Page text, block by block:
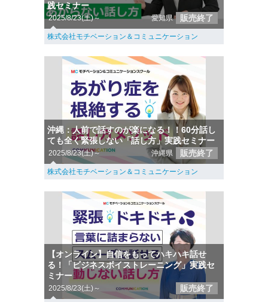
践セミナー
2025/8/23(土)～ 愛知県 販売終了
株式会社モチベーション＆コミュニケーション
沖縄：人前で話すのが楽になる！！60分話し
ても全く緊張しない「話し方」実践セミナー
2025/8/23(土)～ 沖縄県 販売終了
株式会社モチベーション＆コミュニケーション
【オンライン】自信をもってハキハキ話せ
る！「ビジネスボイストレーニング」実践セ
ミナー
2025/8/23(土)～ 販売終了